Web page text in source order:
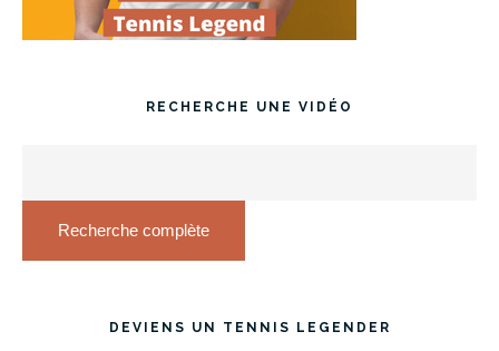
RECHERCHE UNE VIDÉO
Recherche complète
DEVIENS UN TENNIS LEGENDER